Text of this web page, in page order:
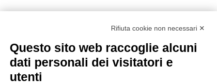
Modello organizzativo, gestione e controllo – D. lgs.
231/2001
Rifiuta cookie non necessari ✕
Questo sito web raccoglie alcuni
dati personali dei visitatori e
utenti